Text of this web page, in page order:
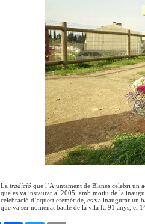
La tradició que l’Ajuntament de Blanes celebri un
que es va instaurar al 2005, amb motiu de la
celebració d’aquest efemèride, es va inaugurar un
que va ser nomenat batlle de la vila fa 91 anys, el